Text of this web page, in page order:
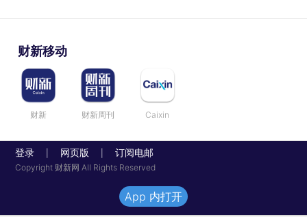
财新移动
财新 财新周刊 Caixin
登录 网页版 订阅电邮
Copyright 财新网 All Rights Reserved
App 内打开